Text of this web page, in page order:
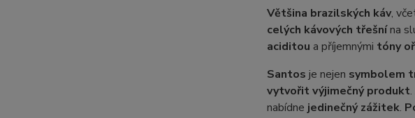
Většina brazilských káv,
celých kávových třešnína
aciditou a příjemnými tóny
Santos je nejen symbolem
vytvořit výjimečný produkt
nabídne jedinečný zážitek.